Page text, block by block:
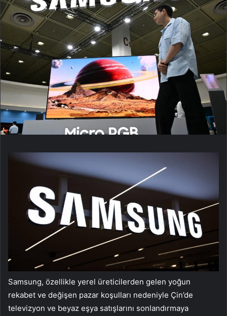
Samsung, özellikle yerel üreticilerden gelen yoğun
rekabet ve değişen pazar koşulları nedeniyle Çin’de
televizyon ve beyaz eşya satışlarını sonlandırmaya